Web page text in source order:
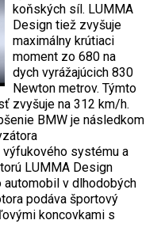
koňských síl. LUMMA
Design tiež zvyšuje
maximálny krútiaci
moment zo 680 na
dych vyrážajúcich 830
Newton metrov. Týmto
zvyšuje na 312 km/h.
BMW je následkom
systému a
LUMMA Design
v dlhodobých
podáva športový
koncovkami s